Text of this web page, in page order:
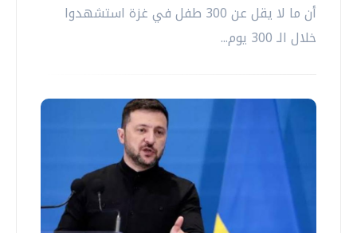
أن ما لا يقل عن 300 طفل في غزة استشهدوا
خلال الـ 300 يوم...